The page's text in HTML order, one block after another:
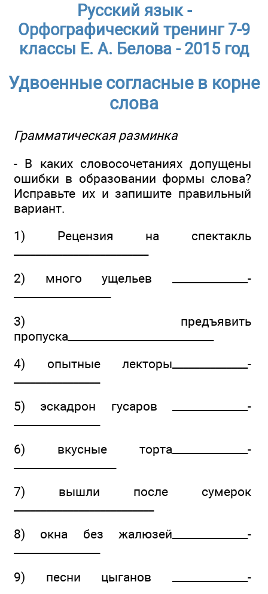
Русский язык -
Орфографический тренинг 7-9
классы Е. А. Белова - 2015 год
Удвоенные согласные в корне
слова
Грамматическая разминка
- В каких словосочетаниях допущены
ошибки в образовании формы слова?
Исправьте их и запишите правильный
вариант.
1) Рецензия на спектакль
_________________________
2) много ущельев ______________­
__________________
3) предъявить
пропуска___________________________
4) опытные лекторы______________­
________________
5) эскадрон гусаров ______________­
________________
6) вкусные торта______________­
7) вышли после сумерок
__________________________
8) окна без жалюзей______________­
________________
9) песни цыганов ______________­